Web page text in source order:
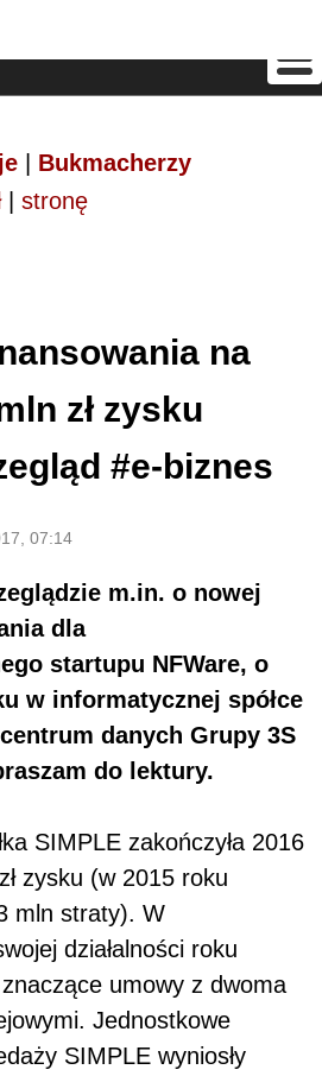
Bukmacherzy
| stronę
na
zł zysku
#e-biznes
07:14
m.in. o nowej
dla
startupu NFWare, o
w informatycznej spółce
danych Grupy 3S
do lektury.
SIMPLE zakończyła 2016
zysku (w 2015 roku
mln straty). W
działalności roku
umowy z dwoma
Jednostkowe
SIMPLE wyniosły